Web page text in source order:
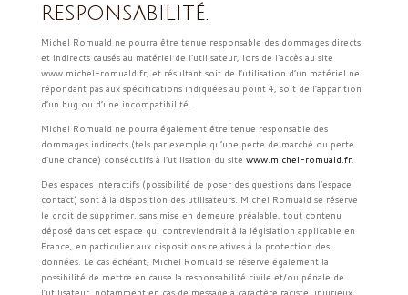
responsabilité.
Michel Romuald ne pourra être tenue responsable des dommages directs
et indirects causés au matériel de l’utilisateur, lors de l’accès au site
www.michel-romuald.fr, et résultant soit de l’utilisation d’un matériel ne
répondant pas aux spécifications indiquées au point 4, soit de l’apparition
d’un bug ou d’une incompatibilité.
Michel Romuald ne pourra également être tenue responsable des
dommages indirects (tels par exemple qu’une perte de marché ou perte
d’une chance) consécutifs à l’utilisation du site www.michel-romuald.fr.
Des espaces interactifs (possibilité de poser des questions dans l’espace
contact) sont à la disposition des utilisateurs. Michel Romuald se réserve
le droit de supprimer, sans mise en demeure préalable, tout contenu
déposé dans cet espace qui contreviendrait à la législation applicable en
France, en particulier aux dispositions relatives à la protection des
données. Le cas échéant, Michel Romuald se réserve également la
possibilité de mettre en cause la responsabilité civile et/ou pénale de
l’utilisateur, notamment en cas de message à caractère raciste, injurieux,